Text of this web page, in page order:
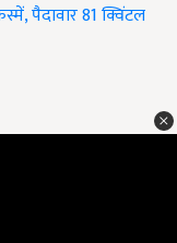
पैदावार 81 क्विंटल